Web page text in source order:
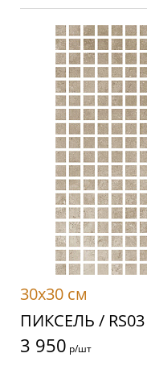
30x30 см
ПИКСЕЛЬ / RS03
3 950 р/шт